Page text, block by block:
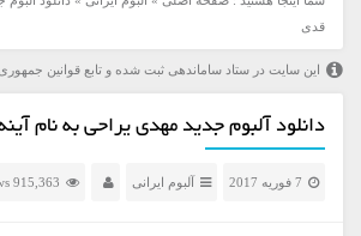
قدی
این سایت در ستاد ساماندهی ثبت شده و تابع قوانین
دانلود آلبوم جدید مهدی یراحی به نام
7 فوریه 2017 آلبوم ایرانی 915,363 views